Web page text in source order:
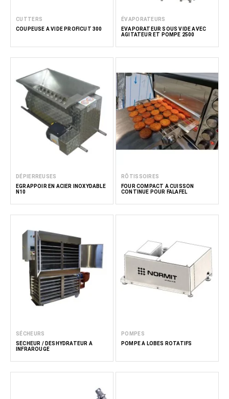
CUTTERS
COUPEUSE À VIDE PROFICUT 300
ÉVAPORATEURS
EVAPORATEUR SOUS VIDE AVEC
AGITATEUR ET POMPE 2500
DÉPIERREUSES
EGRAPPOIR EN ACIER INOXYDABLE
N10
RÔTISSOIRES
FOUR COMPACT À CUISSON
CONTINUE POUR FALAFEL
SÉCHEURS
SÉCHEUR / DÉSHYDRATEUR À
INFRAROUGE
POMPES
POMPE À LOBES ROTATIFS